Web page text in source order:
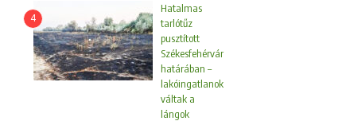
4
Hatalmas
tarlótűz
pusztított
Székesfehérvár
határában –
lakóingatlanok
váltak a
lángok